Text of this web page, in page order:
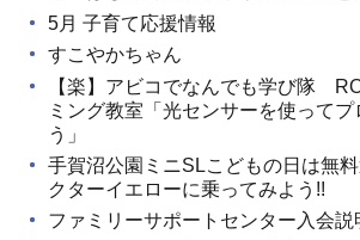
5月 子育て応援情報
すこやかちゃん
【楽】アビコでなんでも学び隊
ミング教室「光センサーを使ってプ
う」
手賀沼公園ミニSLこどもの日は無
クターイエローに乗ってみよう!!
ファミリーサポートセンター入会説